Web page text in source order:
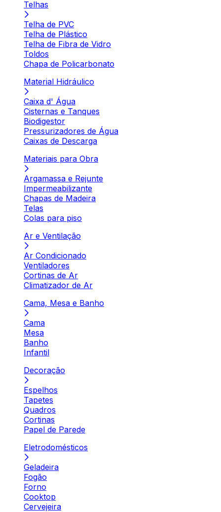
Telhas
Telha de PVC
Telha de Plástico
Telha de Fibra de Vidro
Toldos
Chapa de Policarbonato
Material Hidráulico
Caixa d' Água
Cisternas e Tanques
Biodigestor
Pressurizadores de Água
Caixas de Descarga
Materiais para Obra
Argamassa e Rejunte
Impermeabilizante
Chapas de Madeira
Telas
Colas para piso
Ar e Ventilação
Ar Condicionado
Ventiladores
Cortinas de Ar
Climatizador de Ar
Cama, Mesa e Banho
Cama
Mesa
Banho
Infantil
Decoração
Espelhos
Tapetes
Quadros
Cortinas
Papel de Parede
Eletrodomésticos
Geladeira
Fogão
Forno
Cooktop
Cervejeira